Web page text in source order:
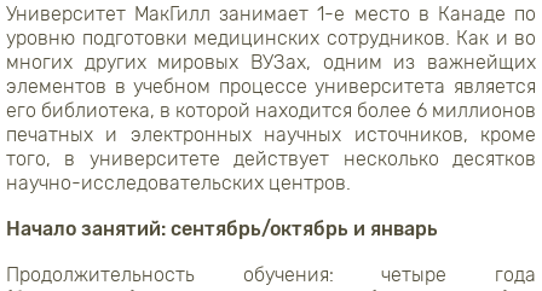
Университет МакГилл занимает 1-е место в Канаде по
уровню подготовки медицинских сотрудников. Как и во
многих других мировых ВУЗах, одним из важнейщих
элементов в учебном процессе университета является
его библиотека, в которой находится более 6 миллионов
печатных и электронных научных источников, кроме
того, в университете действует несколько десятков
научно-исследовательских центров.
Начало занятий: сентябрь/октябрь и январь
Продолжительность обучения: четыре года